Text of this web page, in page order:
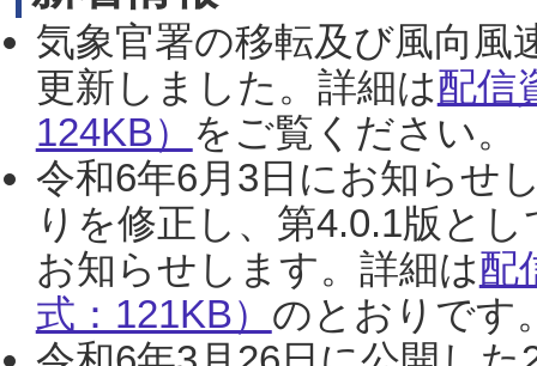
気象官署の移転及び風向風
更新しました。詳細は配信
124KB） をご覧ください。
令和6年6月3日にお知らせ
りを修正し、第4.0.1版と
お知らせします。詳細は配
式：121KB） のとおりです